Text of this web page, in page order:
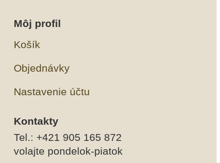
Môj profil
Košík
Objednávky
Nastavenie účtu
Kontakty
Tel.: +421 905 165 872
volajte pondelok-piatok